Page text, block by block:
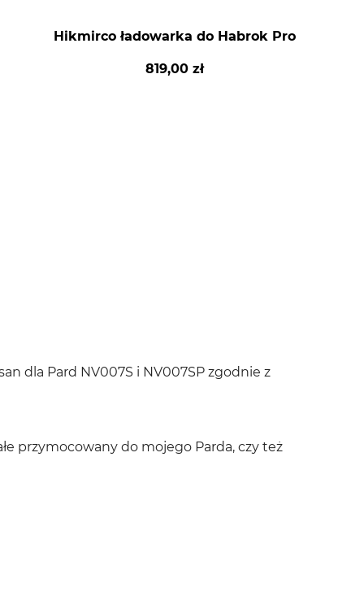
Hikmirco ładowarka do Habrok Pro
819,00 zł
dla Pard NV007S i NV007SP zgodnie z
przymocowany do mojego Parda, czy też